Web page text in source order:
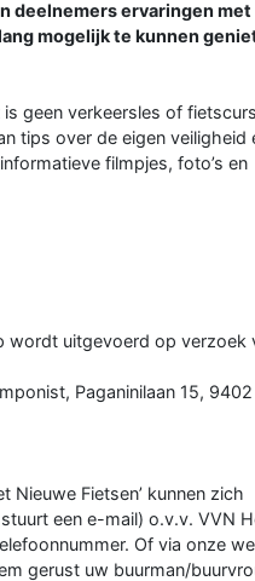
deelnemers ervaringen met
mogelijk te kunnen
geen verkeersles of
tips over de eigen veiligheid
filmpjes, foto’s en
wordt uitgevoerd op verzoek
Paganinilaan 15,
Nieuwe Fietsen’ kunnen zich
een e-mail) o.v.v. VVN
Of via onze
gerust uw buurman/